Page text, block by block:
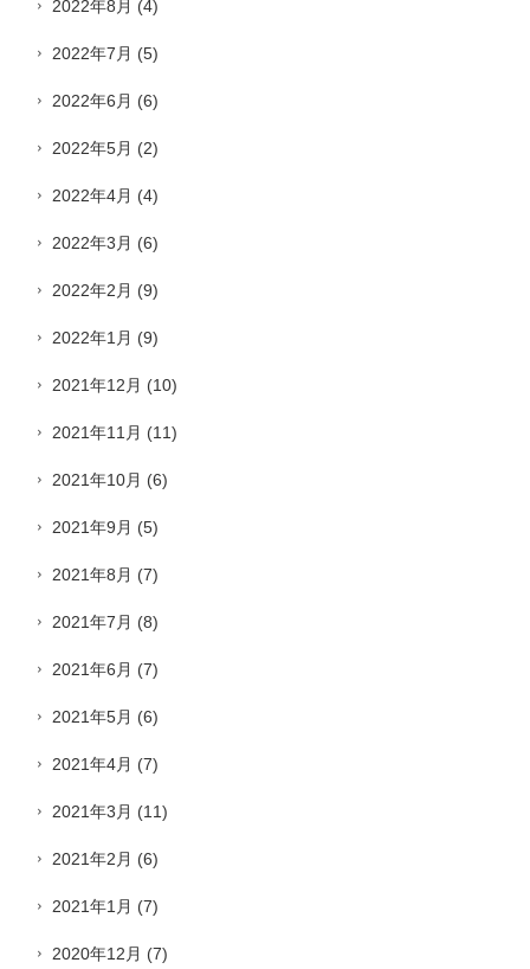
2022年8月 (4)
2022年7月 (5)
2022年6月 (6)
2022年5月 (2)
2022年4月 (4)
2022年3月 (6)
2022年2月 (9)
2022年1月 (9)
2021年12月 (10)
2021年11月 (11)
2021年10月 (6)
2021年9月 (5)
2021年8月 (7)
2021年7月 (8)
2021年6月 (7)
2021年5月 (6)
2021年4月 (7)
2021年3月 (11)
2021年2月 (6)
2021年1月 (7)
2020年12月 (7)